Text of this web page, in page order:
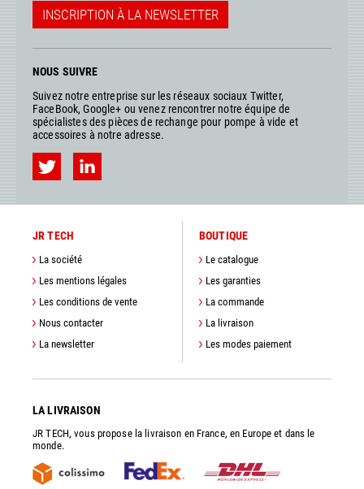
INSCRIPTION À LA NEWSLETTER
NOUS SUIVRE
Suivez notre entreprise sur les réseaux sociaux Twitter,
FaceBook, Google+ ou venez rencontrer notre équipe de
spécialistes des pièces de rechange pour pompe à vide et
accessoires à notre adresse.
JR TECH
La société
Les mentions légales
Les conditions de vente
Nous contacter
La newsletter
BOUTIQUE
Le catalogue
Les garanties
La commande
La livraison
Les modes paiement
LA LIVRAISON
JR TECH, vous propose la livraison en France, en Europe et dans le
monde.